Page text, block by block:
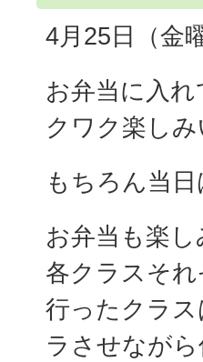
4月25日（金
お弁当に入
クワク楽し
もちろん当
お弁当も楽
各クラスそ
行ったクラ
ラさせなが